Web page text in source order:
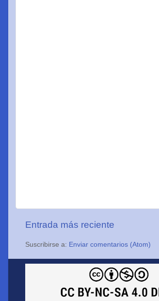
Entrada más reciente
Suscribirse a: Enviar comentarios (Atom)